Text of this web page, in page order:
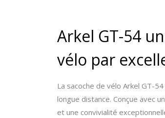
Arkel GT-54
vélo par
La sacoche de vélo Arkel GT-
longue distance. Conçue avec
et une convivialité